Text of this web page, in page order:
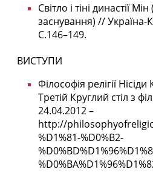
Світло і тіні династії
заснування) // Україна-
С.146–149.
ВИСТУПИ
Філософія релігії
Третій Круглий стіл з
24.04.2012 –
http://
%D1%81-%D0%B2-